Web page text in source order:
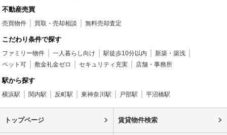
不動産売買
売買物件 買取・売却相談 無料売却査定
こだわり条件で探す
ファミリー物件 一人暮らし向け 駅徒歩10分以内
新築・築浅
ペット可
敷金礼金ゼロ セキュリティ充実 店舗・事務所
駅から探す
横浜駅 関内駅 反町駅 東神奈川駅 戸部駅 平沼橋駅
トップページ 賃貸物件検索